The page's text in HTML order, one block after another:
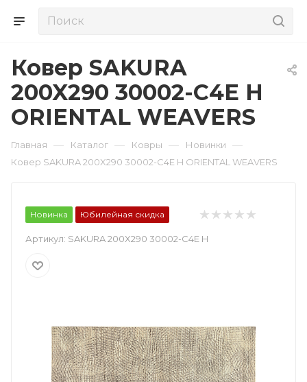
Ковер SAKURA
200X290 30002-C4E H
ORIENTAL WEAVERS
Главная — Каталог — Ковры — Новинки —
Ковер SAKURA 200X290 30002-C4E H ORIENTAL WEAVERS
Новинка Юбилейная скидка
Артикул: SAKURA 200X290 30002-C4E H